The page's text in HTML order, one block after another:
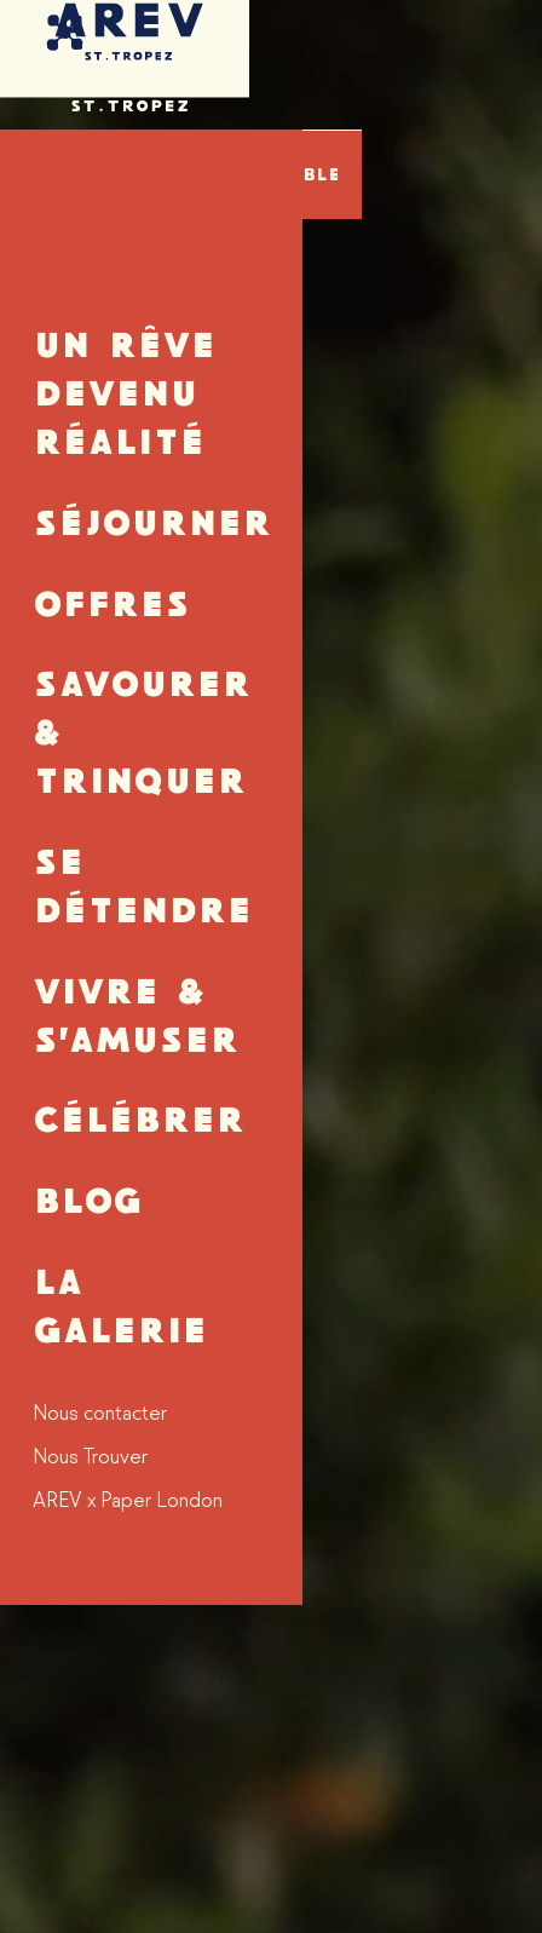
EN
FR
Votre Table
UN RÊVE
DEVENU
RÉALITÉ
SÉJOURNER
OFFRES
SAVOURER
&
TRINQUER
SE
DÉTENDRE
VIVRE &
S'AMUSER
CÉLÉBRER
BLOG
LA
GALERIE
Nous contacter
Nous Trouver
AREV x Paper London